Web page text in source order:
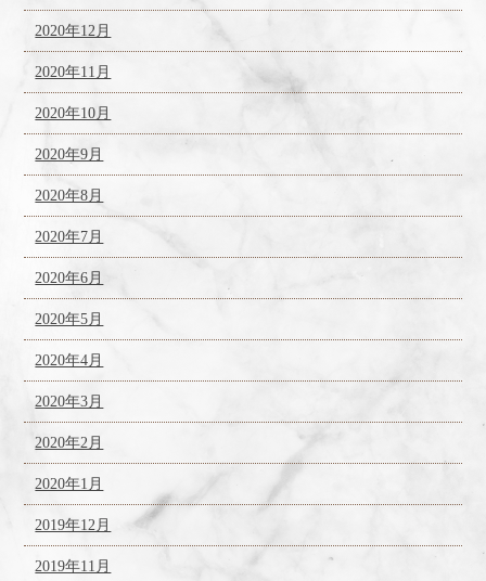
2020年12月
2020年11月
2020年10月
2020年9月
2020年8月
2020年7月
2020年6月
2020年5月
2020年4月
2020年3月
2020年2月
2020年1月
2019年12月
2019年11月